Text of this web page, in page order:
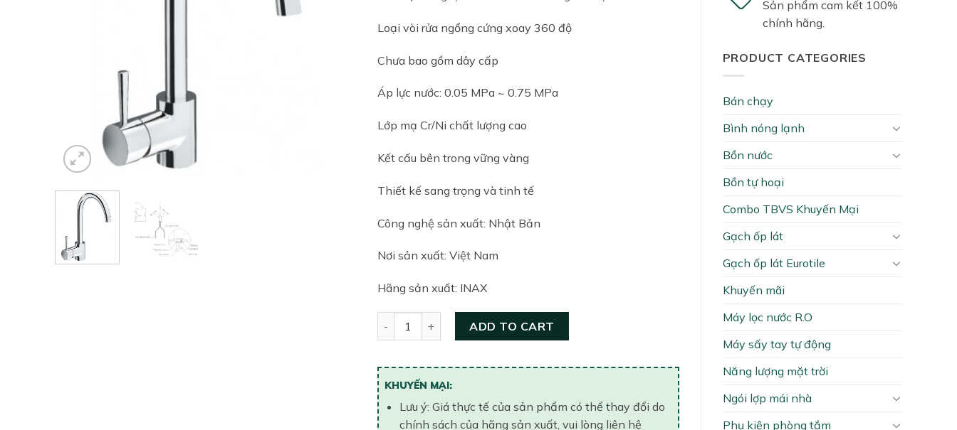
Sản phẩm cam kết 100%
chính hãng.
PRODUCT CATEGORIES
Bán chạy
Bình nóng lạnh
Bồn nước
Bồn tự hoại
Combo TBVS Khuyến Mại
Gạch ốp lát
Gạch ốp lát Eurotile
Khuyến mãi
Máy lọc nước R.O
Máy sấy tay tự động
Năng lượng mặt trời
Ngói lợp mái nhà
Phụ kiện phòng tắm
3,100,000₫.2,900,000₫.
Loại vòi rửa ngổng cứng xoay 360 độ
Chưa bao gồm dây cấp
Áp lực nước: 0.05 MPa ~ 0.75 MPa
Lớp mạ Cr/Ni chất lượng cao
Kết cấu bên trong vững vàng
Thiết kế sang trọng và tinh tế
Công nghệ sản xuất: Nhật Bản
Nơi sản xuất: Việt Nam
Hãng sản xuất: INAX
ADD TO CART
KHUYẾN MẠI:
Lưu ý: Giá thực tế của sản phẩm có thể thay đổi do
chính sách của hãng sản xuất, vui lòng liên hệ